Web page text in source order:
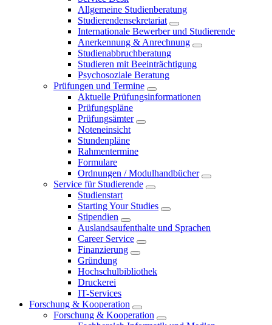
Allgemeine Studienberatung
Studierendensekretariat
Internationale Bewerber und Studierende
Anerkennung & Anrechnung
Studienabbruchberatung
Studieren mit Beeinträchtigung
Psychosoziale Beratung
Prüfungen und Termine
Aktuelle Prüfungsinformationen
Prüfungspläne
Prüfungsämter
Noteneinsicht
Stundenpläne
Rahmentermine
Formulare
Ordnungen / Modulhandbücher
Service für Studierende
Studienstart
Starting Your Studies
Stipendien
Auslandsaufenthalte und Sprachen
Career Service
Finanzierung
Gründung
Hochschulbibliothek
Druckerei
IT-Services
Forschung & Kooperation
Forschung & Kooperation